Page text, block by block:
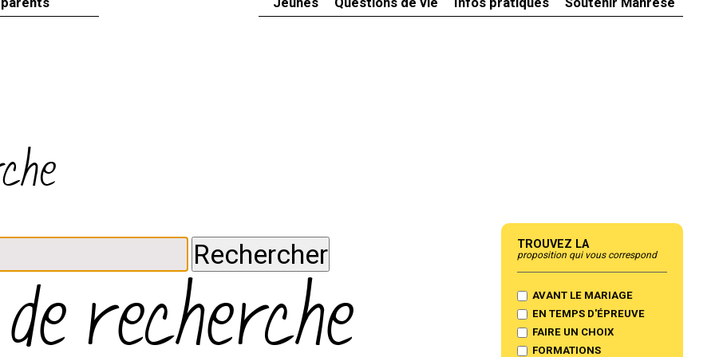
recherche
Trouvez la
proposition qui vous correspond
AVANT LE MARIAGE
EN TEMPS D'ÉPREUVE
FAIRE UN CHOIX
FORMATIONS